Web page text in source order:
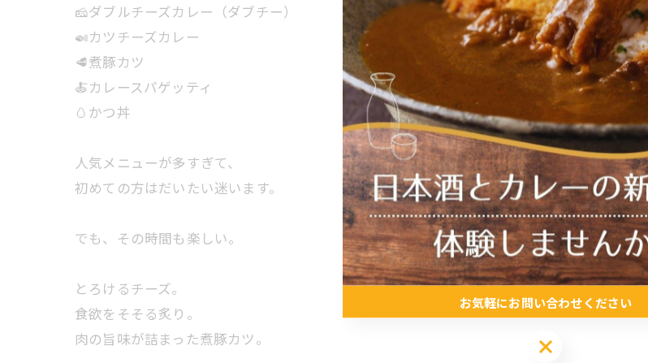
🧀ダブルチーズカレー（ダブチー）
🍛カツチーズカレー
🥩煮豚カツ
🍝カレースパゲッティ
🥚かつ丼
人気メニューが多すぎて、
初めての方はだいたい迷います。
でも、その時間も楽しい。
とろけるチーズ。
食欲をそそる炙り。
肉の旨味が詰まった煮豚カツ。
お気軽にお問い合わせください
お気軽にお問い合わせください